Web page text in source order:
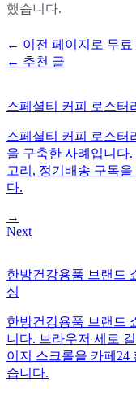
했습니다.
← 이전 페이지로 무료
← 추천 글
스페셜티 커피 로스터
스페셜티 커피 로스터
을 구축한 사례입니다
고리, 정기배송 구독
다.
→
Next
한방건강용품 브랜드
싱
한방건강용품 브랜드
니다. 브라우저 세로
이지 스크롤을 카페24
습니다.